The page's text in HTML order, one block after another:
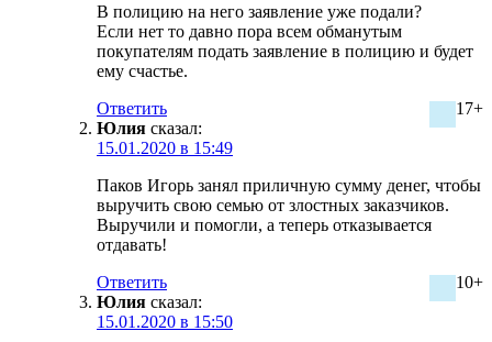
В полицию на него заявление уже подали?
Если нет то давно пора всем обманутым
покупателям подать заявление в полицию и будет
ему счастье.
17+
Ответить
Юлия сказал:
15.01.2020 в 15:49
Паков Игорь занял приличную сумму денег, чтобы
выручить свою семью от злостных заказчиков.
Выручили и помогли, а теперь отказывается
отдавать!
10+
Ответить
Юлия сказал:
15.01.2020 в 15:50